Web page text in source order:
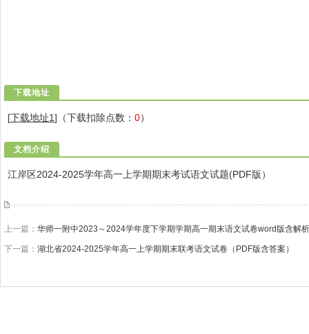
下载地址
[下载地址1]（下载扣除点数： 0）
文档介绍
江岸区2024-2025学年高一上学期期末考试语文试题(PDF版）
上一篇： 华师一附中2023～2024学年度下学期学期高一期末语文试卷word版含解
下一篇： 湖北省2024-2025学年高一上学期期末联考语文试卷（PDF版含答案）